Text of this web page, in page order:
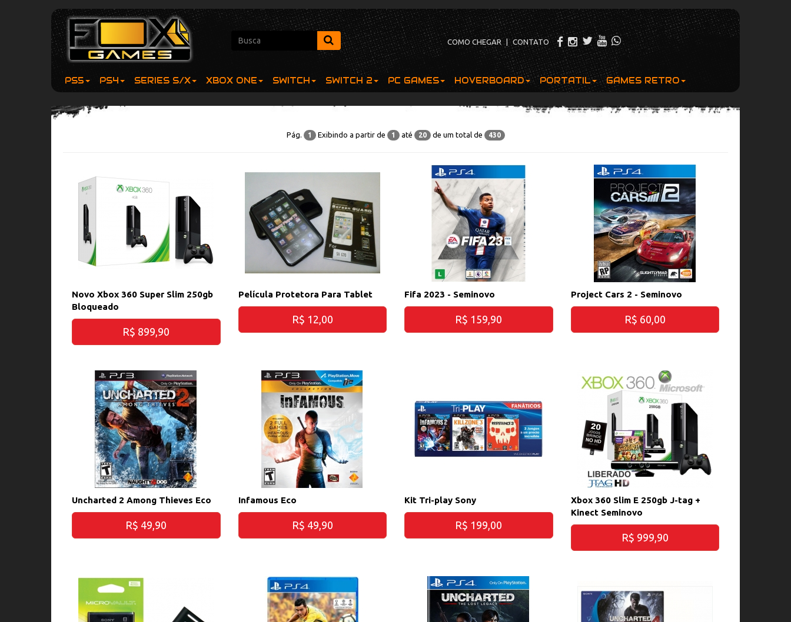
COMO CHEGAR | CONTATO
PS5 PS4 SERIES S/X XBOX ONE SWITCH SWITCH 2 PC GAMES HOVERBOARD PORTATIL GAMES RETRO
Pág. 1 Exibindo a partir de 1 até 20 de um total de 430
Novo Xbox 360 Super Slim 250gb
Bloqueado
R$ 899,90
Película Protetora Para Tablet
R$ 12,00
Fifa 2023 - Seminovo
R$ 159,90
Project Cars 2 - Seminovo
R$ 60,00
Uncharted 2 Among Thieves Eco
R$ 49,90
Infamous Eco
R$ 49,90
Kit Tri-play Sony
R$ 199,00
Xbox 360 Slim E 250gb J-tag +
Kinect Seminovo
R$ 999,90